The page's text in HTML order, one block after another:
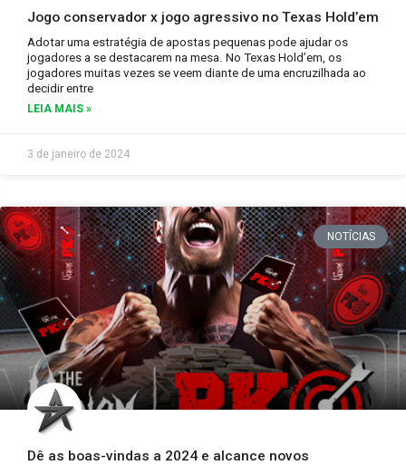
Jogo conservador x jogo agressivo no Texas Hold’em
Adotar uma estratégia de apostas pequenas pode ajudar os
jogadores a se destacarem na mesa. No Texas Hold’em, os
jogadores muitas vezes se veem diante de uma encruzilhada ao
decidir entre
LEIA MAIS »
3 de janeiro de 2024
NOTÍCIAS
Dê as boas-vindas a 2024 e alcance novos